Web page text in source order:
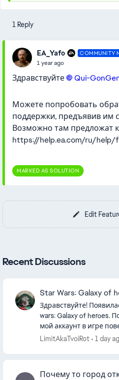
1 Reply
EA_Yafo COMMUNITY
1 year ago
Здравствуйте Qui-
Можете попробовать
поддержки, предъявив им
Возможно там предложат
https://help.ea.com/ru/
MARKED AS SOLUTION
Edit
Recent Discussions
Star Wars: Galaxy of
Здравствуйте!
wars: Galaxy of heroes.
мой аккаунт в игре
привязалась почта
LimitAkaTvoiRot 1 day
Почему то город